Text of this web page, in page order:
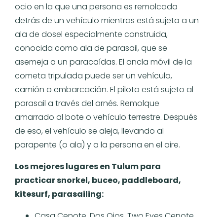
ocio en la que una persona es remolcada
detrás de un vehículo mientras está sujeta a un
ala de dosel especialmente construida,
conocida como ala de parasail, que se
asemeja a un paracaídas. El ancla móvil de la
cometa tripulada puede ser un vehículo,
camión o embarcación. El piloto está sujeto al
parasail a través del arnés. Remolque
amarrado al bote o vehículo terrestre. Después
de eso, el vehículo se aleja, llevando al
parapente (o ala) y a la persona en el aire.
Los mejores lugares en Tulum para
practicar snorkel, buceo, paddleboard,
kitesurf, parasailing: